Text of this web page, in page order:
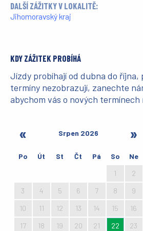
DALŠÍ ZÁŽITKY V LOKALITĚ:
Jihomoravský kraj
KDY ZÁŽITEK PROBÍHÁ
Jízdy probíhají od dubna do října,
termíny nezobrazují, zanechte
abychom vás o nových
Srpen 2026
Po Út St Čt Pá So
Ne
1
2
3
4 5 6 7 8
9
10
11 12 13 14 15
16
17
18 19 20 21 22
23